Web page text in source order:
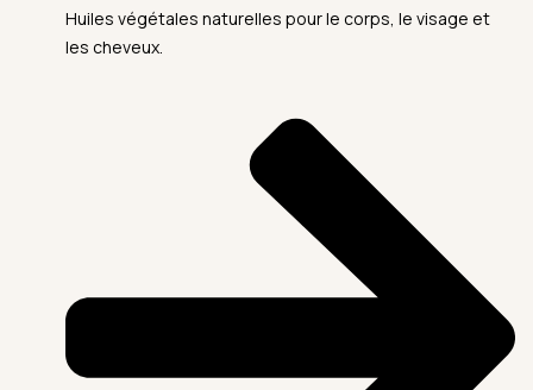
Huiles végétales naturelles pour le corps, le visage et
les cheveux.